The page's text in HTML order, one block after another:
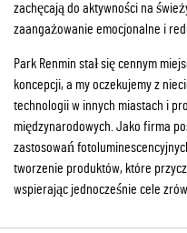
zachęcają do aktywności na
zaangażowanie emocjonalne i
Park Renmin stał się cennym
koncepcji, a my oczekujemy z
technologii w innych miastach i
międzynarodowych. Jako firma
zastosowań
tworzenie produktów, które
wspierając jednocześnie cele